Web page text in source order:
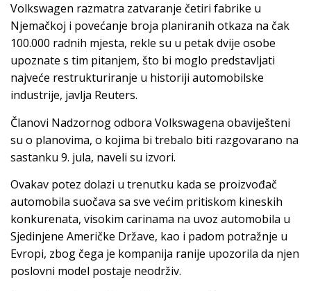
Volkswagen razmatra zatvaranje četiri fabrike u
Njemačkoj i povećanje broja planiranih otkaza na čak
100.000 radnih mjesta, rekle su u petak dvije osobe
upoznate s tim pitanjem, što bi moglo predstavljati
najveće restrukturiranje u historiji automobilske
industrije, javlja Reuters.
Članovi Nadzornog odbora Volkswagena obaviješteni
su o planovima, o kojima bi trebalo biti razgovarano na
sastanku 9. jula, naveli su izvori.
Ovakav potez dolazi u trenutku kada se proizvođač
automobila suočava sa sve većim pritiskom kineskih
konkurenata, visokim carinama na uvoz automobila u
Sjedinjene Američke Države, kao i padom potražnje u
Evropi, zbog čega je kompanija ranije upozorila da njen
poslovni model postaje neodrživ.